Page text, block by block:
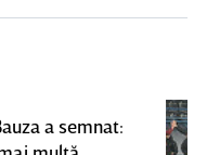
a semnat: